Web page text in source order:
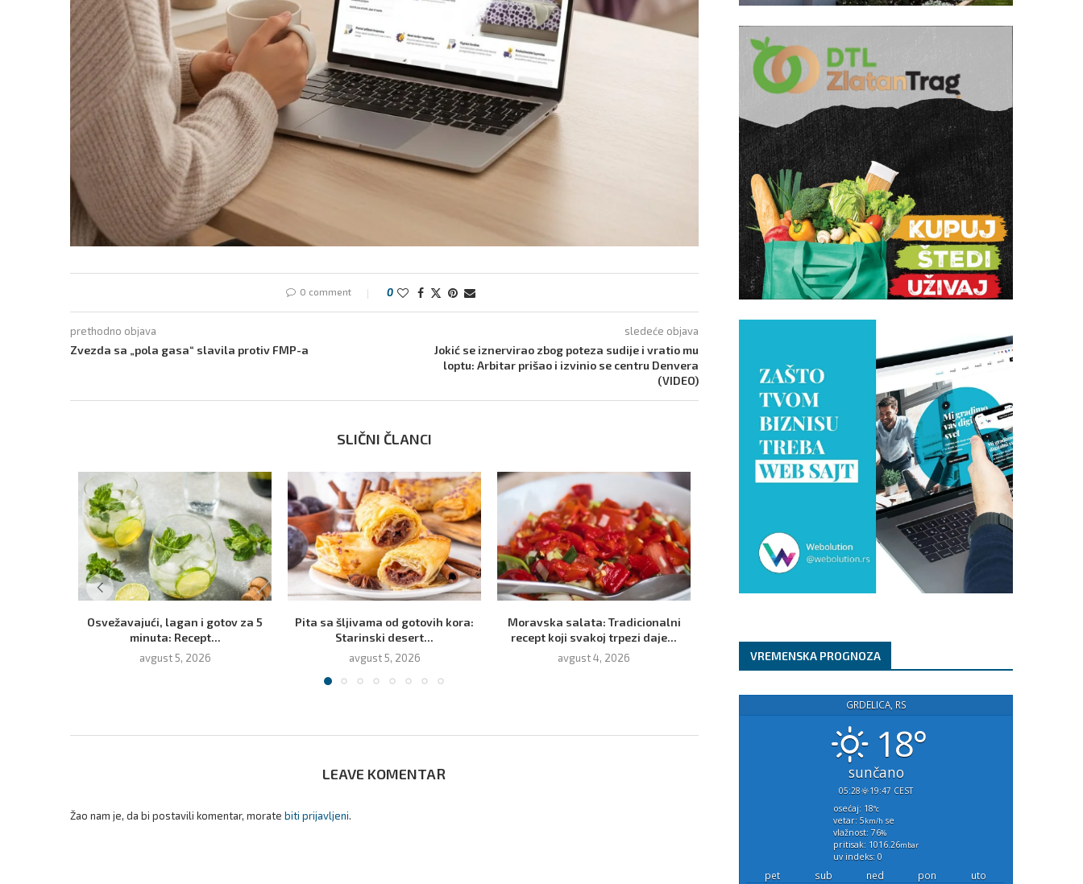
0 comment 0
prethodno objava
Zvezda sa „pola gasa“ slavila protiv FMP-a
sledeće objava
Jokić se iznervirao zbog poteza sudije i vratio mu
loptu: Arbitar prišao i izvinio se centru Denvera
(VIDEO)
SLIČNI ČLANCI
Osvežavajući, lagan i gotov za 5
minuta: Recept...
avgust 5, 2026
Pita sa šljivama od gotovih kora:
Starinski desert...
avgust 5, 2026
Moravska salata: Tradicionalni
recept koji svakoj trpezi daje...
avgust 4, 2026 avgust 3, 2026
LEAVE KOMENTAR
Žao nam je, da bi postavili komentar, morate biti prijavljeni.
VREMENSKA PROGNOZA
GRDELICA, RS
18°
sunčano
05:28
19:47 CEST
osećaj: 18°c
vetar: 5km/h se
vlažnost: 76%
pritisak: 1016.26mbar
uv indeks: 0
pet sub ned pon
uto